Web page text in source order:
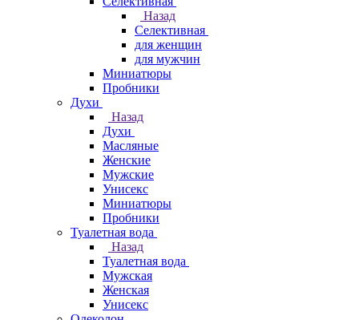
Назад
Селективная
для женщин
для мужчин
Миниатюры
Пробники
Духи
Назад
Духи
Масляные
Женские
Мужские
Унисекс
Миниатюры
Пробники
Туалетная вода
Назад
Туалетная вода
Мужская
Женская
Унисекс